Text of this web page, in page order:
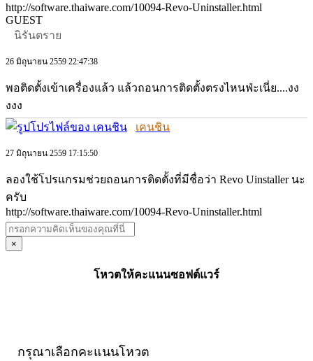
http://software.thaiware.com/10094-Revo-Uninstaller.html
GUEST
นิรันตราย
26 มิถุนายน 2559 22:47:38
พอติดตั้งเข้าเครื่องแล้ว แล้วถอนการติดตั้งตรงไหนฟ่ะเนี่ย....งง
งงง
เคนชิน
27 มิถุนายน 2559 17:15:50
ลองใช้โปรแกรมช่วยถอนการติดตั้งที่มีชื่อว่า Revo Uinstaller นะ
ครับ
http://software.thaiware.com/10094-Revo-Uninstaller.html
×
โหวตให้คะแนนซอฟต์แวร์
กรุณาเลือกคะแนนโหวต